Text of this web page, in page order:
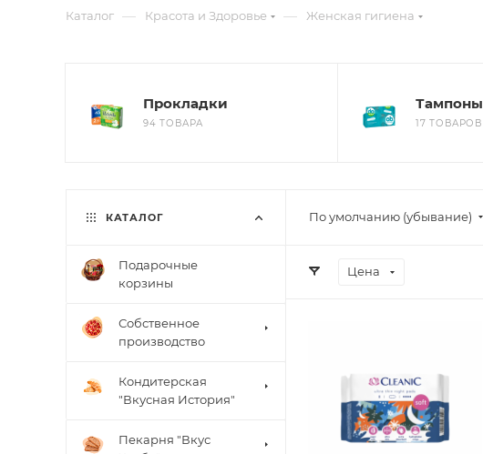
Каталог — Красота и Здоровье — Женская гигиена
Прокладки
94 ТОВАРА
Тампоны
17 ТОВАРОВ
По умолчанию (убывание)
Цена
КАТАЛОГ
Подарочные
корзины
Собственное
производство
Кондитерская
"Вкусная История"
Пекарня "Вкус